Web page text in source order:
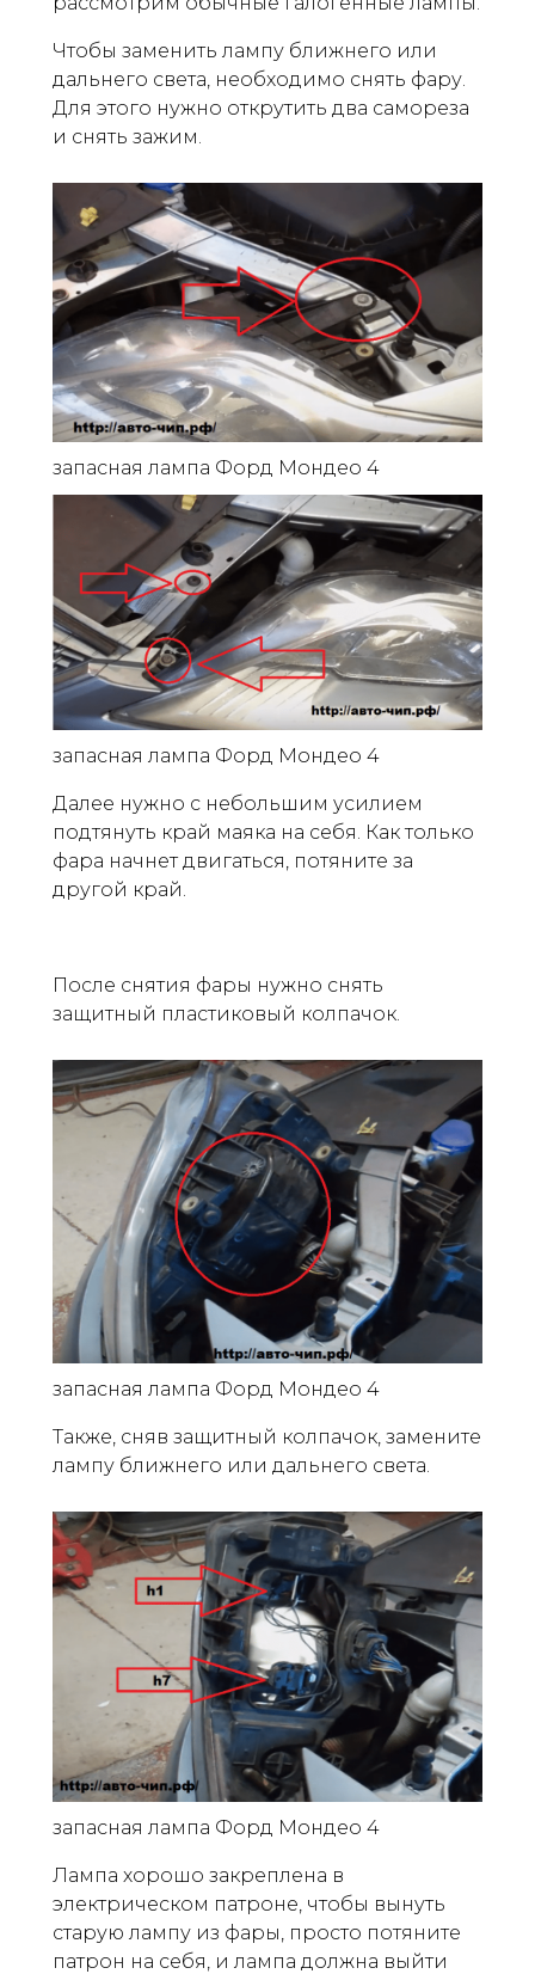
Чтобы заменить лампу ближнего или
дальнего света, необходимо снять фару.
Для этого нужно открутить два самореза
и снять зажим.
запасная лампа Форд Мондео 4
запасная лампа Форд Мондео 4
Далее нужно с небольшим усилием
подтянуть край маяка на себя. Как только
фара начнет двигаться, потяните за
другой край.
После снятия фары нужно снять
защитный пластиковый колпачок.
запасная лампа Форд Мондео 4
Также, сняв защитный колпачок, замените
лампу ближнего или дальнего света.
запасная лампа Форд Мондео 4
Лампа хорошо закреплена в
электрическом патроне, чтобы вынуть
старую лампу из фары, просто потяните
патрон на себя, и лампа должна выйти